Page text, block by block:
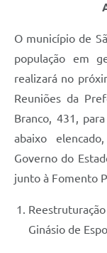
Solicitação de
Chamamento Público
Projeto Nascente Viva
Agência do
Previdência
Cadastro para
Telefones Prefeitura
Feriados Municipais
Imprensa
O município de
população em
realizará no
Reuniões da
Branco, 431,
abaixo
Governo do
junto à Fomento
Ginásio de